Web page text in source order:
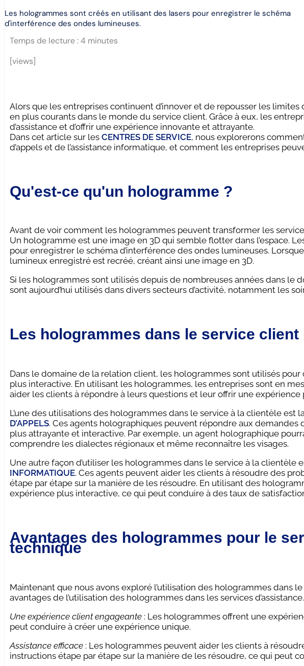
Les hologrammes sont créés en utilisant des lasers pour enregistrer le schéma
d'interférence des ondes lumineuses.
Temps de lecture :4 minutes
[views]
Alors que les entreprises continuent d’innover et de repousser les
en plus courants dans le monde du service client. Grâce à eux, les
d’assistance et d’offrir une expérience innovante et attrayante.
Dans cet article sur les CENTRES DE SERVICE, nous explorerons
d’appels et de l’assistance informatique, et comment les entreprises
Qu'est-ce qu'un hologramme ?
Avant de voir comment les hologrammes peuvent transformer les services
Un hologramme est une image en 3D qui semble flotter dans l’espace.
pour enregistrer le schéma d’interférence des ondes lumineuses.
lumineux enregistré est recréé, créant ainsi une image en 3D.
Si les hologrammes sont utilisés depuis de nombreuses années dans le
sont aujourd’hui utilisés dans divers secteurs d’activité, notamment les
Les hologrammes dans le service client
Dans le domaine de la relation client, les hologrammes sont utilisés
plus interactive. En utilisant les hologrammes, les entreprises sont en
aider les clients à répondre à leurs questions et leur offrir une expérience
L’une des utilisations des hologrammes dans le service à la clientèle est
D’APPELS. Ces agents holographiques peuvent répondre aux
plus attrayante et interactive. Par exemple, un agent holographique
comprendre les dialectes régionaux et même reconnaître les visages.
Une autre façon d’utiliser les hologrammes dans le service à la clientèle
INFORMATIQUE. Ces agents peuvent aider les clients à résoudre des
étape par étape sur la manière de les résoudre. En utilisant des
expérience plus interactive, ce qui peut conduire à des taux de
Avantages des hologrammes pour le
technique
Maintenant que nous avons exploré l’utilisation des hologrammes dans
avantages de l’utilisation des hologrammes dans les services d’assistance.
Une expérience client engageante : Les hologrammes offrent une
peut conduire à créer une expérience unique.
Assistance efficace : Les hologrammes peuvent aider les clients à
instructions étape par étape sur la manière de les résoudre, ce qui peut